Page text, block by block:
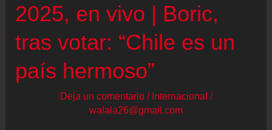
2025, en vivo | Boric,
tras votar: “Chile es un
país hermoso”
Deja un comentario / Internacional /
walala26@gmail.com